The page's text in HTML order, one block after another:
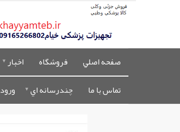
صفحه اصلي فروشگاه اخبار
تماس با ما
چندرسانه اي ورود